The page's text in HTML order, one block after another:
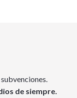
de siempre.